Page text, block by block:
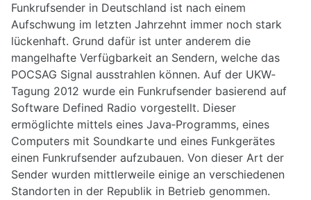
Funkrufsender in Deutschland ist nach einem
Aufschwung im letzten Jahrzehnt immer noch stark
lückenhaft. Grund dafür ist unter anderem die
mangelhafte Verfügbarkeit an Sendern, welche das
POCSAG Signal ausstrahlen können. Auf der UKW‐
Tagung 2012 wurde ein Funkrufsender basierend auf
Software Defined Radio vorgestellt. Dieser
ermöglichte mittels eines Java‐Programms, eines
Computers mit Soundkarte und eines Funkgerätes
einen Funkrufsender aufzubauen. Von dieser Art der
Sender wurden mittlerweile einige an verschiedenen
Standorten in der Republik in Betrieb genommen.